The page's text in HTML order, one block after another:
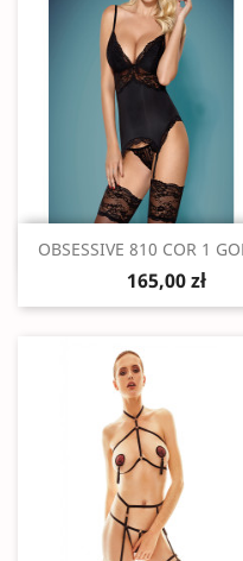
Szybki
OBSESSIVE 810 COR 1
165,00 zł